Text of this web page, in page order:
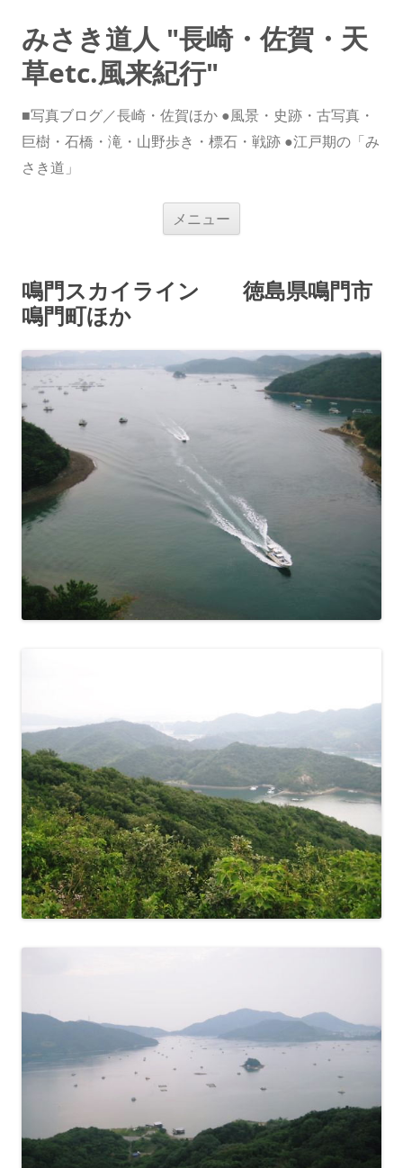
みさき道人 "長崎・佐賀・天
草etc.風来紀行"
■写真ブログ／長崎・佐賀ほか ●風景・史跡・古写真・
巨樹・石橋・滝・山野歩き・標石・戦跡 ●江戸期の「み
さき道」
メニュー
ス
キ
鳴門スカイライン 徳島県鳴門市
鳴門町ほか